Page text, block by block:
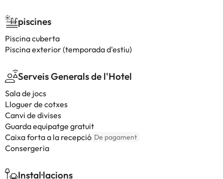
piscines
Piscina cuberta
Piscina exterior (temporada d'estiu)
Serveis Generals de l'Hotel
Sala de jocs
Lloguer de cotxes
Canvi de divises
Guarda equipatge gratuit
Caixa forta a la recepció De pagament
Consergeria
Instal·lacions